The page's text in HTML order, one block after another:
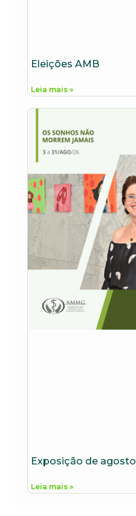
Eleições AMB
Leia mais »
Exposição de agosto
Leia mais »